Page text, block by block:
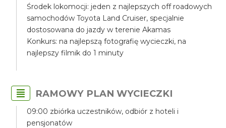
Środek lokomocji: jeden z najlepszych off roadowych
samochodów Toyota Land Cruiser, specjalnie
dostosowana do jazdy w terenie Akamas
Konkurs: na najlepszą fotografię wycieczki, na
najlepszy filmik do 1 minuty
RAMOWY PLAN WYCIECZKI
09:00 zbiórka uczestników, odbiór z hoteli i
pensjonatów